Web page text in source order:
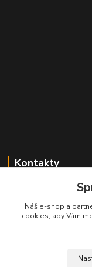
Kontakty
+421 2 529 67
(Po - Pia: 10:00 - 17:30)
Náš e-shop a
cookies, aby Vám